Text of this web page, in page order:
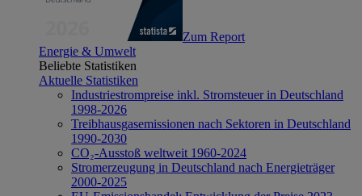
Zum Report
Energie & Umwelt
Beliebte Statistiken
Aktuelle Statistiken
Industriestrompreise inkl. Stromsteuer in Deutschland
1998-2026
Treibhausgasemissionen nach Sektoren in Deutschland
1990-2030
CO₂-Ausstoß weltweit 1960-2024
Stromerzeugung in Deutschland nach Energieträger
2000-2025